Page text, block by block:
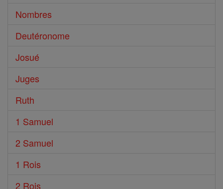
Nombres
Deutéronome
Josué
Juges
Ruth
1 Samuel
2 Samuel
1 Rois
2 Rois